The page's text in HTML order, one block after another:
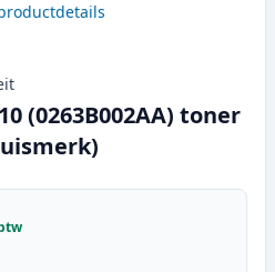
(0263B002AA) toner